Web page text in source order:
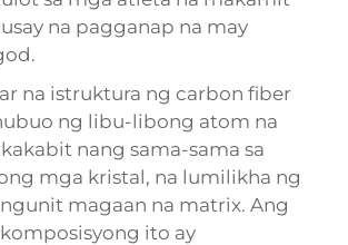
na pagganap na may
na istruktura ng carbon fiber
ng libu-libong atom na
nang sama-sama sa
mga kristal, na lumilikha ng
magaan na matrix. Ang
ito ay